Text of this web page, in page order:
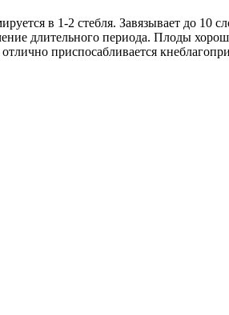
в 1-2 стебля. Завязывает до
длительного периода. Плоды
приспосабливается